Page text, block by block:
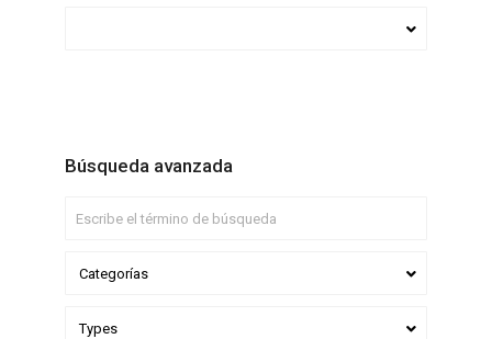
Búsqueda avanzada
Categorías
Types